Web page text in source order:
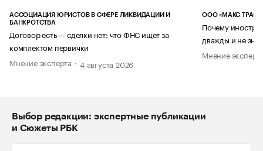
АССОЦИАЦИЯ ЮРИСТОВ В СФЕРЕ ЛИКВИДАЦИИ И
БАНКРОТСТВА
Договор есть — сделки нет: что ФНС ищет за
комплектом первички
Мнение эксперта
4 августа 2026
ООО «МАКС ТРАСТ»
Почему
дважды и не
Мнение
Выбор редакции: экспертные публикации
и Сюжеты РБК